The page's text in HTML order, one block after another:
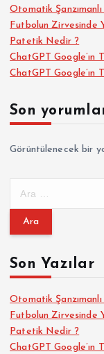
Otomatik
Futbolun Zirvesinde
Patetik Nedir ?
ChatGPT Google’ın
ChatGPT Google’ın
Son
Görüntülenecek bir
m
:Son Yazılar
Otomatik
Futbolun Zirvesinde
Patetik Nedir ?
ChatGPT Google’ın